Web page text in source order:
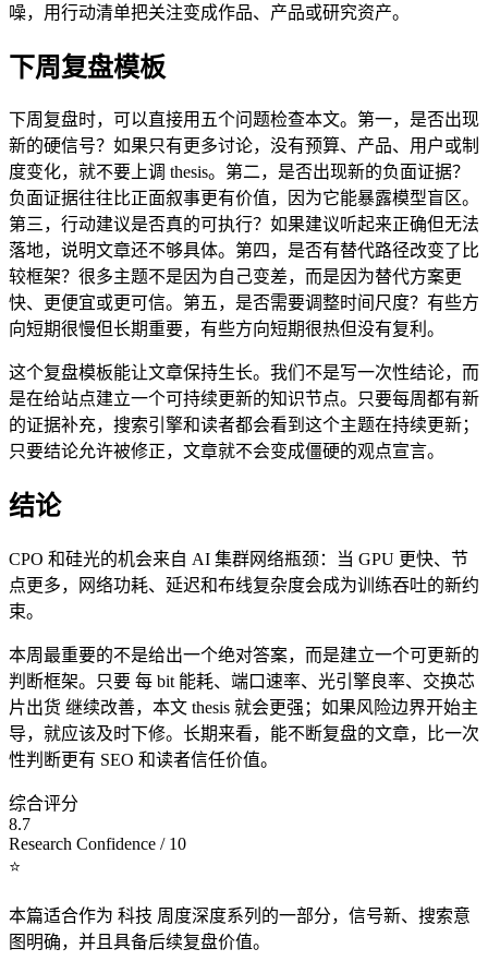
噪，用行动清单把关注变成作品、产品或研究资产。
下周复盘模板
下周复盘时，可以直接用五个问题检查本文。第一，是否出现
新的硬信号？如果只有更多讨论，没有预算、产品、用户或制
度变化，就不要上调 thesis。第二，是否出现新的负面证据？
负面证据往往比正面叙事更有价值，因为它能暴露模型盲区。
第三，行动建议是否真的可执行？如果建议听起来正确但无法
落地，说明文章还不够具体。第四，是否有替代路径改变了比
较框架？很多主题不是因为自己变差，而是因为替代方案更
快、更便宜或更可信。第五，是否需要调整时间尺度？有些方
向短期很慢但长期重要，有些方向短期很热但没有复利。
这个复盘模板能让文章保持生长。我们不是写一次性结论，而
是在给站点建立一个可持续更新的知识节点。只要每周都有新
的证据补充，搜索引擎和读者都会看到这个主题在持续更新；
只要结论允许被修正，文章就不会变成僵硬的观点宣言。
结论
CPO 和硅光的机会来自 AI 集群网络瓶颈：当 GPU 更快、节
点更多，网络功耗、延迟和布线复杂度会成为训练吞吐的新约
束。
本周最重要的不是给出一个绝对答案，而是建立一个可更新的
判断框架。只要 每 bit 能耗、端口速率、光引擎良率、交换芯
片出货 继续改善，本文 thesis 就会更强；如果风险边界开始主
导，就应该及时下修。长期来看，能不断复盘的文章，比一次
性判断更有 SEO 和读者信任价值。
综合评分
8.7
Research Confidence / 10
⭐
本篇适合作为 科技 周度深度系列的一部分，信号新、搜索意
图明确，并且具备后续复盘价值。